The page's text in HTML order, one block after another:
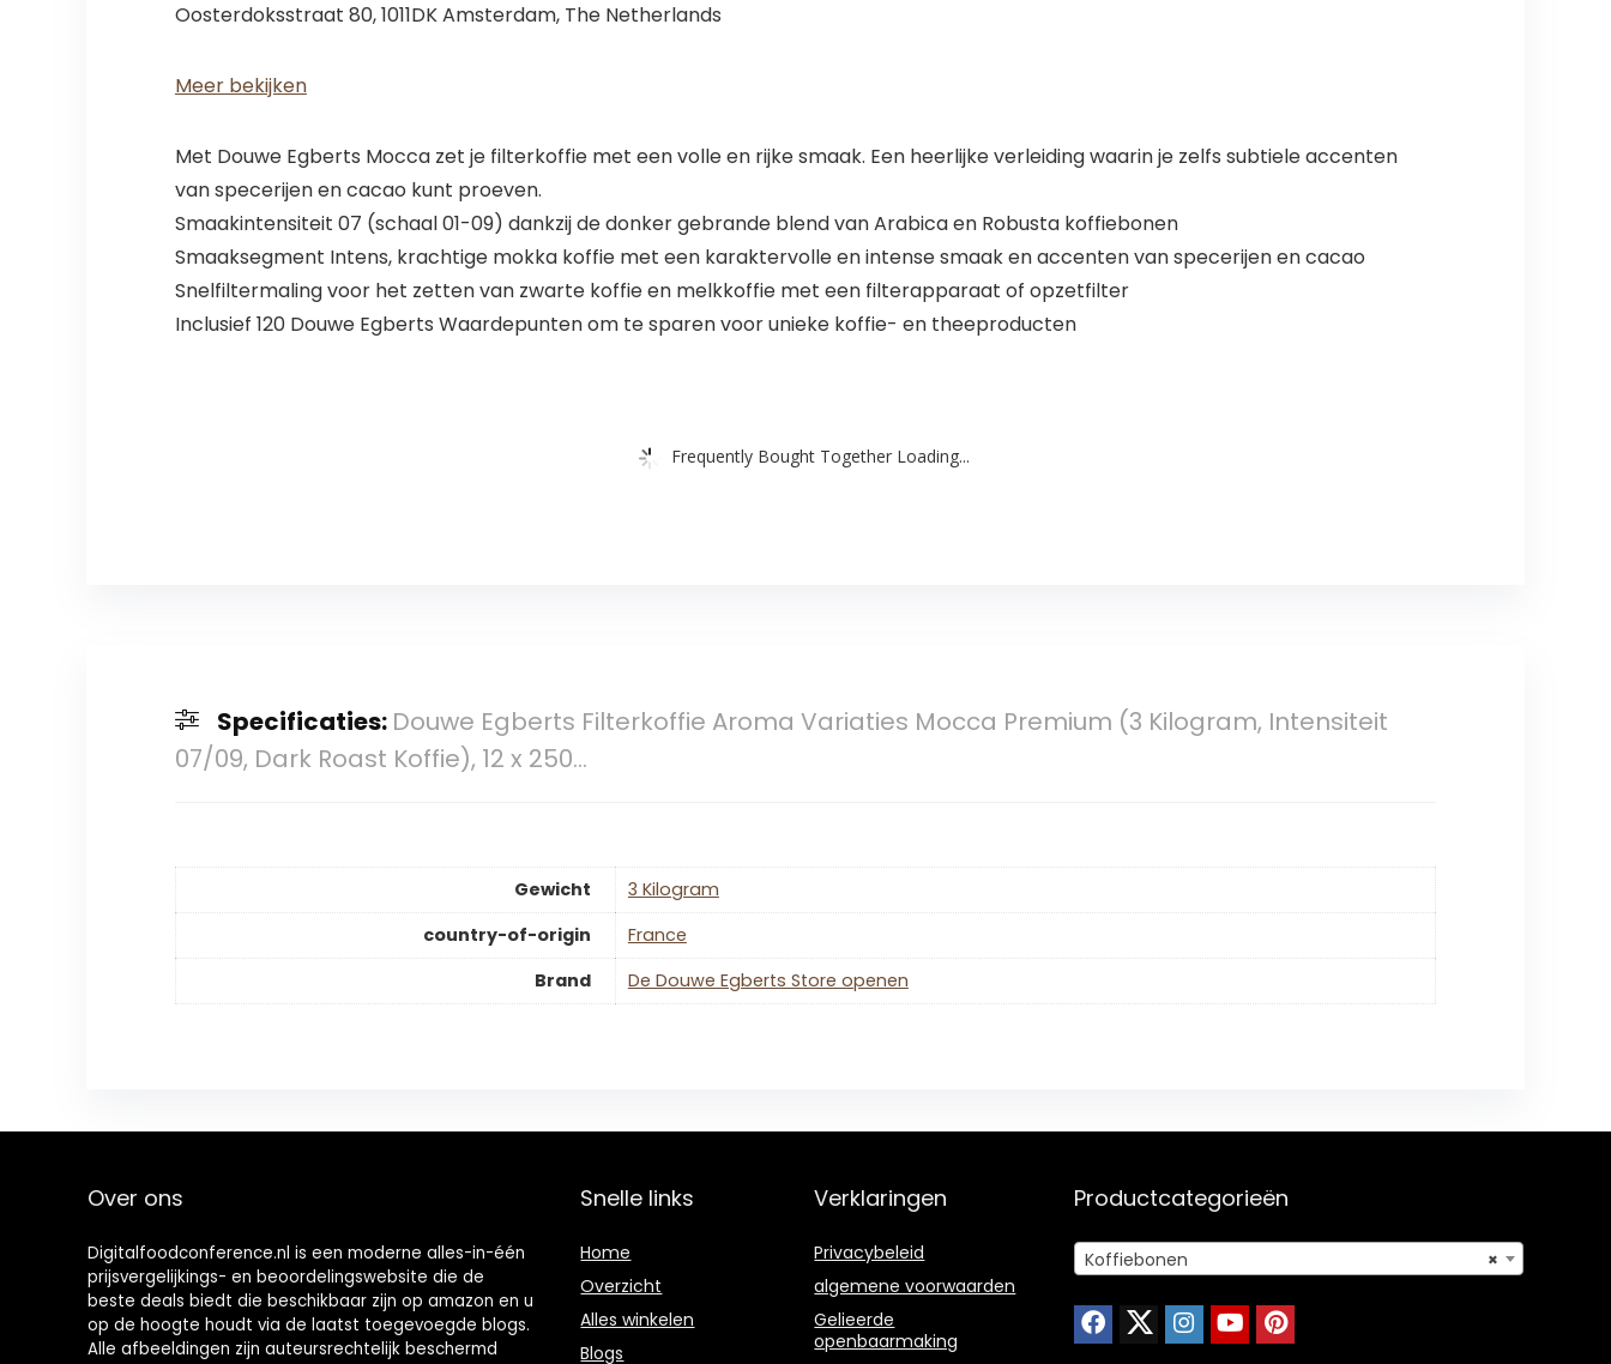
Oosterdoksstraat 80, 1011DK Amsterdam, The Netherlands
Meer bekijken
Met Douwe Egberts Mocca zet je filterkoffie met een volle en rijke smaak. Een heerlijke verleiding waarin je zelfs subtiele accenten
van specerijen en cacao kunt proeven.
Smaakintensiteit 07 (schaal 01-09) dankzij de donker gebrande blend van Arabica en Robusta koffiebonen
Smaaksegment Intens, krachtige mokka koffie met een karaktervolle en intense smaak en accenten van specerijen en cacao
Snelfiltermaling voor het zetten van zwarte koffie en melkkoffie met een filterapparaat of opzetfilter
Inclusief 120 Douwe Egberts Waardepunten om te sparen voor unieke koffie- en theeproducten
Frequently Bought Together Loading...
Specificaties: Douwe Egberts Filterkoffie Aroma Variaties Mocca Premium (3 Kilogram, Intensiteit
07/09, Dark Roast Koffie), 12 x 250…
Gewicht
‎3 Kilogram
country-of-origin
‎France
Brand
De Douwe Egberts Store openen
Over ons
Digitalfoodconference.nl is een moderne alles-in-één
prijsvergelijkings- en beoordelingswebsite die de
beste deals biedt die beschikbaar zijn op amazon en u
op de hoogte houdt via de laatst toegevoegde blogs.
Alle afbeeldingen zijn auteursrechtelijk beschermd
Snelle links
Home
Overzicht
Alles winkelen
Blogs
Verklaringen
Privacybeleid
algemene voorwaarden
Gelieerde
openbaarmaking
Productcategorieën
×
Koffiebonen